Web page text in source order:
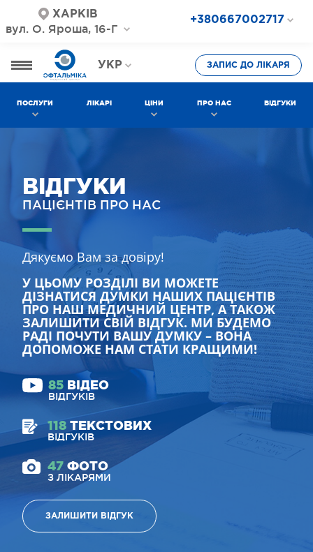
ХАРКІВ
вул. О. Яроша, 16-Г
+380667002717
+380577002717
УКР
РОС
ЗАПИС ДО ЛІКАРЯ
ПОСЛУГИ ЛІКАРІ ЦІНИ ПРО НАС ВІДГУКИ
ВІДГУКИ
ПАЦІЄНТІВ ПРО НАС
Дякуємо Вам за довіру!
У ЦЬОМУ РОЗДІЛІ ВИ МОЖЕТЕ
ДІЗНАТИСЯ ДУМКИ НАШИХ ПАЦІЄНТІВ
ПРО НАШ МЕДИЧНИЙ ЦЕНТР, А ТАКОЖ
ЗАЛИШИТИ СВІЙ ВІДГУК. МИ БУДЕМО
РАДІ ПОЧУТИ ВАШУ ДУМКУ – ВОНА
ДОПОМОЖЕ НАМ СТАТИ КРАЩИМИ!
85 ВІДЕО
ВІДГУКІВ
118 ТЕКСТОВИХ
ВІДГУКІВ
47 ФОТО
З ЛІКАРЯМИ
ЗАЛИШИТИ ВІДГУК